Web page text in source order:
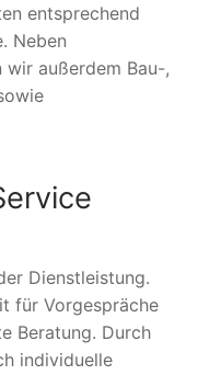
entsprechend
Neben
außerdem Bau-,
Dienstleistung.
für Vorgespräche
Beratung. Durch
individuelle